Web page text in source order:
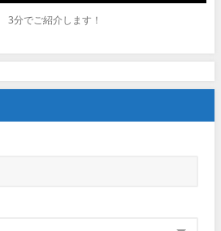
分でご紹介します！